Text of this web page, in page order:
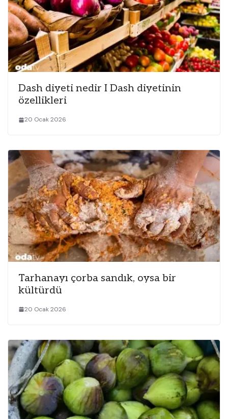
Dash diyeti nedir I Dash diyetinin
özellikleri
20 Ocak 2026
Tarhanayı çorba sandık, oysa bir
kültürdü
20 Ocak 2026